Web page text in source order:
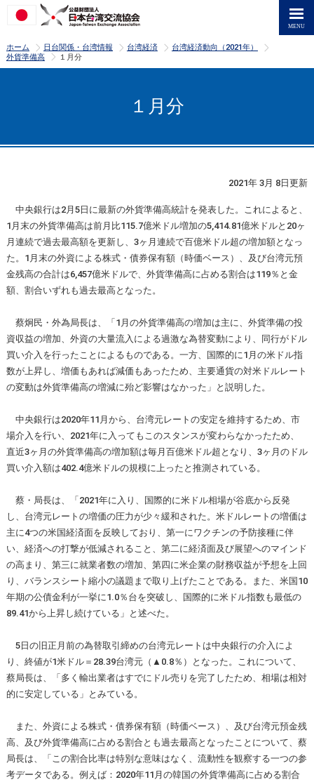
ホーム >
日台関係・台湾情報 >
台湾経済 >
台湾経済動向（2021年）
外貨準備高
>
１月分
１月分
2021年 3月 8日更新
中央銀行は2月5日に最新の外貨準備高統計を発表した。これによると、
1月末の外貨準備高は前月比115.7億米ドル増加の5,414.81億米ドルと20ヶ
月連続で過去最高額を更新し、3ヶ月連続で百億米ドル超の増加額となっ
た。1月末の外資による株式・債券保有額（時価ベース）、及び台湾元預
金残高の合計は6,457億米ドルで、外貨準備高に占める割合は119％と金
額、割合いずれも過去最高となった。
蔡炯民・外為局長は、「1月の外貨準備高の増加は主に、外貨準備の投
資収益の増加、外資の大量流入による過激な為替変動により、同行がドル
買い介入を行ったことによるものである。一方、国際的に1月の米ドル指
数が上昇し、増価もあれば減価もあったため、主要通貨の対米ドルレート
の変動は外貨準備高の増減に殆ど影響はなかった」と説明した。
中央銀行は2020年11月から、台湾元レートの安定を維持するため、市
場介入を行い、2021年に入ってもこのスタンスが変わらなかったため、
直近3ヶ月の外貨準備高の増加額は毎月百億米ドル超となり、3ヶ月のドル
買い介入額は402.4億米ドルの規模に上ったと推測されている。
蔡・局長は、「2021年に入り、国際的に米ドル相場が谷底から反発
し、台湾元レートの増価の圧力が少々緩和された。米ドルレートの増価は
主に4つの米国経済面を反映しており、第一にワクチンの予防接種に伴
い、経済への打撃が低減されること、第二に経済面及び展望へのマインド
の高まり、第三に就業者数の増加、第四に米企業の財務収益が予想を上回
り、バランスシート縮小の議題まで取り上げたことである。また、米国10
年期の公債金利が一挙に1.0％台を突破し、国際的に米ドル指数も最低の
89.41から上昇し続けている」と述べた。
5日の旧正月前の為替取引締めの台湾元レートは中央銀行の介入によ
り、終値が1米ドル＝28.39台湾元（▲0.8％）となった。これについて、
蔡局長は、「多く輸出業者はすでにドル売りを完了したため、相場は相対
的に安定している」とみている。
また、外資による株式・債券保有額（時価ベース）、及び台湾元預金残
高、及び外貨準備高に占める割合とも過去最高となったことについて、蔡
局長は、「この割合比率は特別な意味はなく、流動性を観察する一つの参
考データである。例えば：2020年11月の韓国の外貨準備高に占める割合